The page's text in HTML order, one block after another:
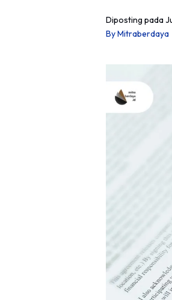
Diposting pada
ByMitraberdaya